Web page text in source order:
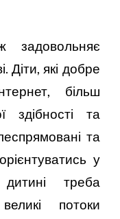
задовольняє
Діти, які добре
більш
здібності та
та
у
дитині треба
потоки